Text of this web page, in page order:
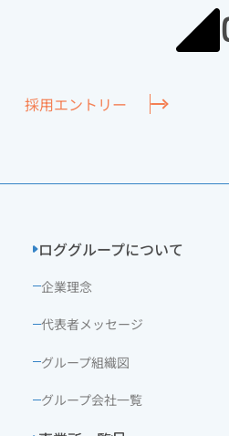
採用エントリー
ロググループについて
企業理念
代表者メッセージ
グループ組織図
グループ会社一覧